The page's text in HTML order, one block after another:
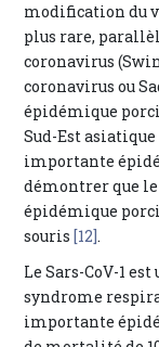
modification du
plus rare,
coronavirus
coronavirus ou
épidémique
Sud-Est asiatique
importante
démontrer que
épidémique
souris [12].
Le Sars-CoV-1
syndrome
importante